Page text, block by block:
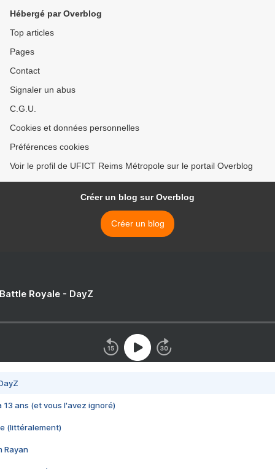
Hébergé par Overblog
Top articles
Pages
Contact
Signaler un abus
C.G.U.
Cookies et données personnelles
Préférences cookies
Voir le profil de UFICT Reims Métropole sur le portail Overblog
Créer un blog sur Overblog
Créer un blog
Royale - DayZ
13 ans (et vous l'avez ignoré)
(littéralement)
Rayan